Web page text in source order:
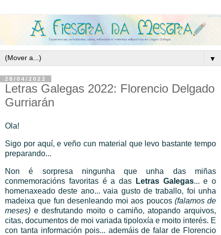
▼
28/04/2022
Letras Galegas 2022: Florencio Delgado
Gurriarán
Ola!
Sigo por aquí, e veño cun material que levo bastante tempo
preparando...
Non é sorpresa ningunha que unha das miñas
conmemoracións favoritas é a das Letras Galegas... e o
homenaxeado deste ano... vaia gusto de traballo, foi unha
madeixa que fun desenleando moi aos poucos (falamos de
meses) e desfrutando moito o camiño, atopando arquivos,
citas, documentos de moi variada tipoloxía e moito interés. E
con tanta información pois... ademáis de falar de Florencio